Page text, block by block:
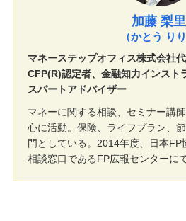
加藤 梨里
（かとう りり
マネーステップオフィス株式会社
CFP(R)認定者、金融知力インスト
スパートアドバイザー
マネーに関する相談、セミナー講
心に活動。保険、ライフプラン、
門としている。2014年度、日本
相談窓口であるFP広報センターに